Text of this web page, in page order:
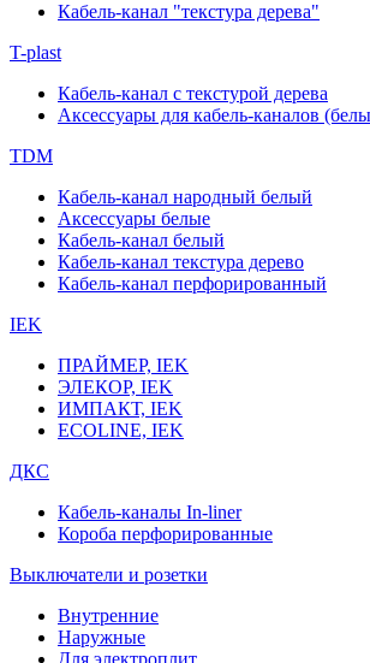
Кабель-канал "текстура дерева"
T-plast
Кабель-канал с текстурой дерева
Аксессуары для кабель-каналов
TDM
Кабель-канал народный белый
Аксессуары белые
Кабель-канал белый
Кабель-канал текстура дерево
Кабель-канал перфорированный
IEK
ПРАЙМЕР, IEK
ЭЛЕКОР, IEK
ИМПАКТ, IEK
ECOLINE, IEK
ДКС
Кабель-каналы In-liner
Короба перфорированные
Выключатели и розетки
Внутренние
Наружные
Для электроплит